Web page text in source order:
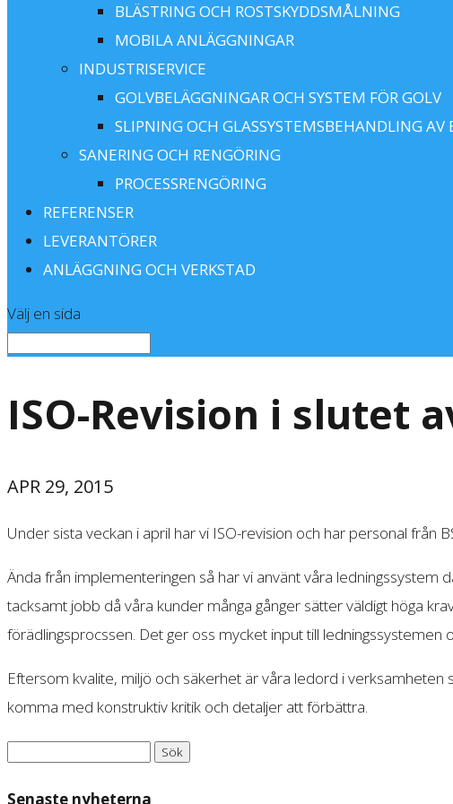
BLÄSTRING OCH ROSTSKYDDSMÅLNING
MOBILA ANLÄGGNINGAR
INDUSTRISERVICE
GOLVBELÄGGNINGAR OCH SYSTEM FÖR GOLV
SLIPNING OCH GLASSYSTEMSBEHANDLING AV
SANERING OCH RENGÖRING
PROCESSRENGÖRING
REFERENSER
LEVERANTÖRER
ANLÄGGNING OCH VERKSTAD
Välj en sida
ISO-Revision i slutet
APR 29, 2015
Under sista veckan i april har vi ISO-revision och har personal från
Ända från implementeringen så har vi använt våra
tacksamt jobb då våra kunder många gånger sätter väldigt höga
förädlingsprocssen. Det ger oss mycket input till ledningssystemen
Eftersom kvalite, miljö och säkerhet är våra ledord i
komma med konstruktiv kritik och detaljer att förbättra.
Senaste nyheterna